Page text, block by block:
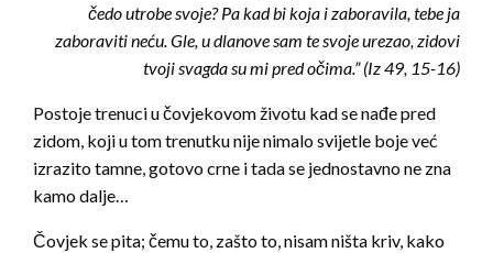
čedo utrobe svoje?Pa kad bi koja i zaboravila,tebe ja
zaboraviti neću.Gle, u dlanove sam te svoje urezao,zidovi
tvoji svagda su mi pred očima.” (Iz 49, 15-16)
Postoje trenuci u čovjekovom životu kad se nađe pred
zidom, koji u tom trenutku nije nimalo svijetle boje već
izrazito tamne, gotovo crne i tada se jednostavno ne zna
kamo dalje…
Čovjek se pita; čemu to, zašto to, nisam ništa kriv, kako